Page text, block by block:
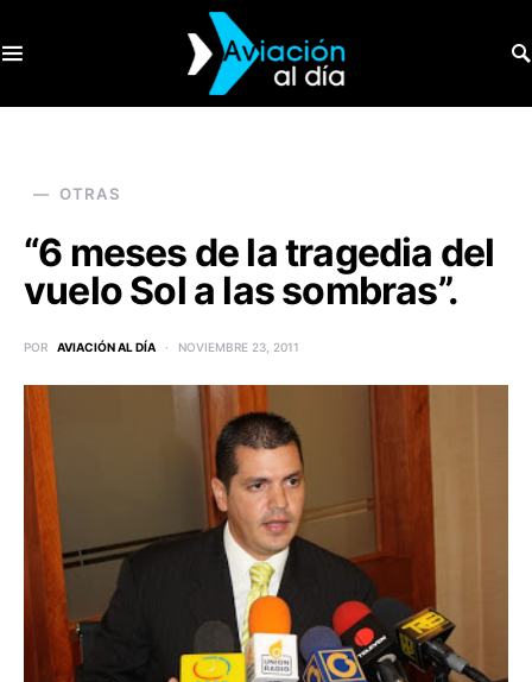
OTRAS
“6 meses de la tragedia del
vuelo Sol a las sombras”.
POR AVIACIÓN AL DÍA NOVIEMBRE 23, 2011